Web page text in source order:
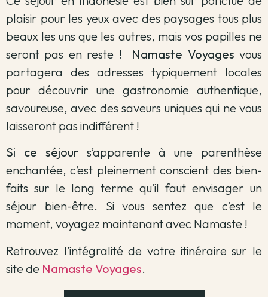
plaisir pour les yeux avec des paysages tous plus
beaux les uns que les autres, mais vos papilles ne
seront pas en reste ! Namaste Voyages vous
partagera des adresses typiquement locales
pour découvrir une gastronomie authentique,
savoureuse, avec des saveurs uniques qui ne vous
laisseront pas indifférent !
Si ce séjour s’apparente à une parenthèse
enchantée, c’est pleinement conscient des bien-
faits sur le long terme qu’il faut envisager un
séjour bien-être. Si vous sentez que c’est le
moment, voyagez maintenant avec Namaste !
Retrouvez l’intégralité de votre itinéraire sur le
site de Namaste Voyages.